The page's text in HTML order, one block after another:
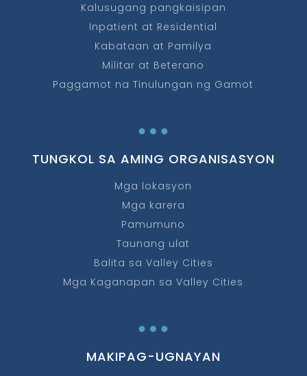
Kalusugang pangkaisipan
Inpatient at Residential
Kabataan at Pamilya
Militar at Beterano
Paggamot na Tinulungan ng Gamot
…
TUNGKOL SA AMING ORGANISASYON
Mga lokasyon
Mga karera
Pamumuno
Taunang ulat
Balita sa Valley Cities
Mga Kaganapan sa Valley Cities
…
MAKIPAG-UGNAYAN